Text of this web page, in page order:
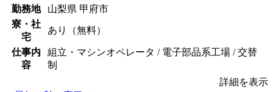
勤務地
山梨県 甲府市
寮・社
宅
あり（無料）
仕事内
容
組立・マシンオペレータ / 電子部品系工場 / 交替
制
詳細を表示